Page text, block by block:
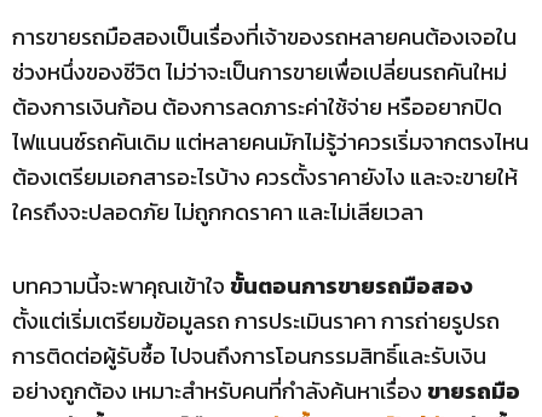
การขายรถมือสองเป็นเรื่องที่เจ้าของรถหลายคนต้องเจอใน
ช่วงหนึ่งของชีวิต ไม่ว่าจะเป็นการขายเพื่อเปลี่ยนรถคันใหม่
ต้องการเงินก้อน ต้องการลดภาระค่าใช้จ่าย หรืออยากปิด
ไฟแนนซ์รถคันเดิม แต่หลายคนมักไม่รู้ว่าควรเริ่มจากตรงไหน
ต้องเตรียมเอกสารอะไรบ้าง ควรตั้งราคายังไง และจะขายให้
ใครถึงจะปลอดภัย ไม่ถูกกดราคา และไม่เสียเวลา
บทความนี้จะพาคุณเข้าใจขั้นตอนการขายรถมือสอง
ตั้งแต่เริ่มเตรียมข้อมูลรถ การประเมินราคา การถ่ายรูปรถ
การติดต่อผู้รับซื้อ ไปจนถึงการโอนกรรมสิทธิ์และรับเงิน
อย่างถูกต้อง เหมาะสำหรับคนที่กำลังค้นหาเรื่องขายรถมือ